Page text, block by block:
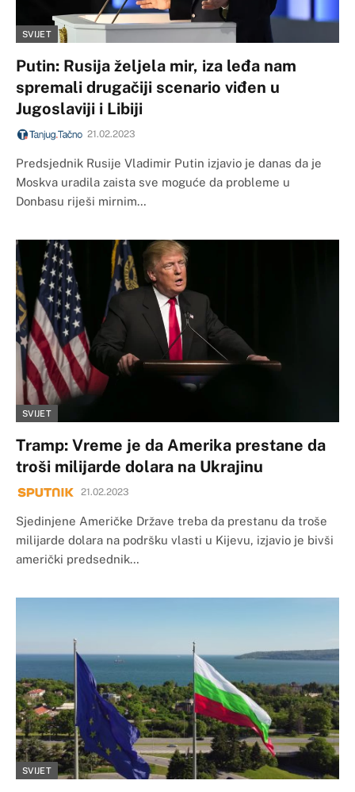
SVIJET
Putin: Rusija željela mir, iza leđa nam
spremali drugačiji scenario viđen u
Jugoslaviji i Libiji
21.02.2023
Predsjednik Rusije Vladimir Putin izjavio je danas da je
Moskva uradila zaista sve moguće da probleme u
Donbasu riješi mirnim…
SVIJET
Tramp: Vreme je da Amerika prestane da
troši milijarde dolara na Ukrajinu
21.02.2023
Sjedinjene Američke Države treba da prestanu da troše
milijarde dolara na podršku vlasti u Kijevu, izjavio je bivši
američki predsednik…
SVIJET